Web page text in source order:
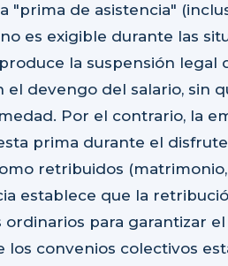
"prima de asistencia"
es exigible durante las
la suspensión
devengo del salario, sin
Por el contrario, la
prima durante el
retribuidos
establece que la
para garantizar
los convenios colectivos